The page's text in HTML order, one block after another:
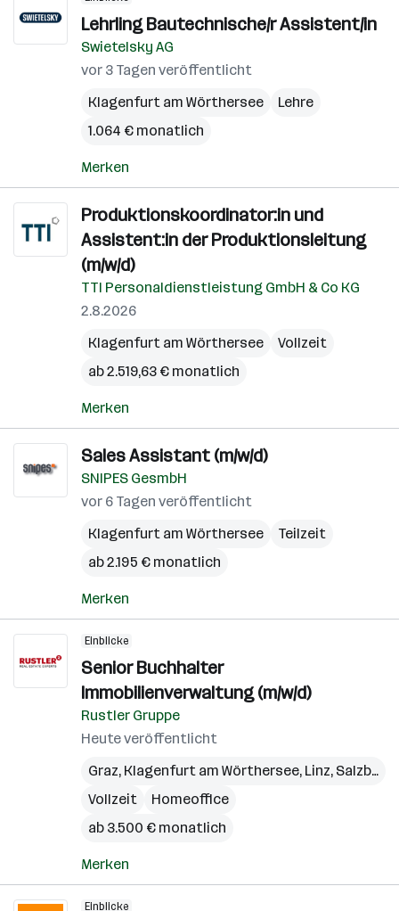
Lehrling Bautechnische/r Assistent/in
Swietelsky AG
vor 3 Tagen veröffentlicht
Klagenfurt am Wörthersee
Lehre
1.064 € monatlich
Merken
Produktionskoordinator:in und
Assistent:in der Produktionsleitung
(m/w/d)
TTI Personaldienstleistung GmbH & Co KG
2.8.2026
Klagenfurt am Wörthersee
Vollzeit
ab 2.519,63 € monatlich
Merken
Sales Assistant (m/w/d)
SNIPES GesmbH
vor 6 Tagen veröffentlicht
Klagenfurt am Wörthersee
Teilzeit
ab 2.195 € monatlich
Merken
Einblicke
Senior Buchhalter
Immobilienverwaltung (m/w/d)
Rustler Gruppe
Heute veröffentlicht
Graz, Klagenfurt am Wörthersee, Linz, Salzburg
Vollzeit
Homeoffice
ab 3.500 € monatlich
Merken
Einblicke